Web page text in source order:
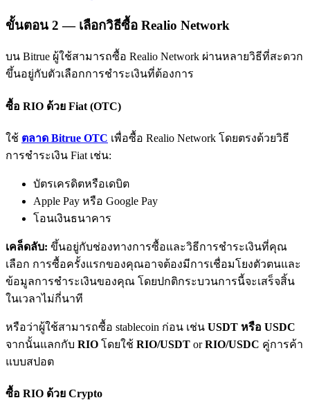
มากถึง 65% คอมมิชชั่น!
การแนะนำ
เชิญเพื่อนเพื่อรับรางวัลเงินสด
BTC Welcome Rewards
ขั้นตอน 2 — เลือกวิธีซื้อ Realio Network
บน Bitrue ผู้ใช้สามารถซื้อ Realio Network ผ่านหลายวิธีที่สะดวก
ขึ้นอยู่กับตัวเลือกการชำระเงินที่ต้องการ
ซื้อ RIO ด้วย Fiat (OTC)
ใช้ ตลาด Bitrue OTC เพื่อซื้อ Realio Network โดยตรงด้วยวิธี
การชำระเงิน Fiat เช่น:
บัตรเครดิตหรือเดบิต
Apple Pay หรือ Google Pay
โอนเงินธนาคาร
เคล็ดลับ: ขึ้นอยู่กับช่องทางการซื้อและวิธีการชำระเงินที่คุณ
เลือก การซื้อครั้งแรกของคุณอาจต้องมีการเชื่อมโยงตัวตนและ
ข้อมูลการชำระเงินของคุณ โดยปกติกระบวนการนี้จะเสร็จสิ้น
ในเวลาไม่กี่นาที
หรือว่าผู้ใช้สามารถซื้อ stablecoin ก่อน เช่น USDT หรือ USDC
จากนั้นแลกกับ RIO โดยใช้ RIO/USDT orRIO/USDC คู่การค้า
แบบสปอต
ซื้อ RIO ด้วย Crypto